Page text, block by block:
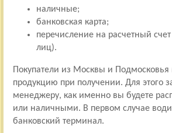
наличные;
банковская карта;
перечисление на расчетный
лиц).
Покупатели из Москвы и Подмосковья
продукцию при получении. Для этого
менеджеру, как именно вы будете
или наличными. В первом случае
банковский терминал.